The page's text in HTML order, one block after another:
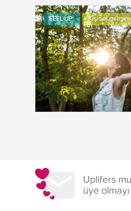
FEEL UP Kişisel gelişim
dolaşımı